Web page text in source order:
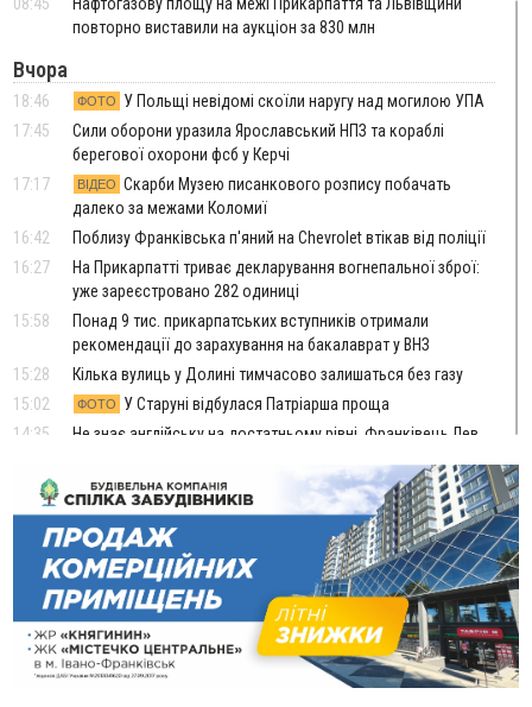
повторно виставили на аукціон за 830 млн
Вчора
18:46 ФОТО
У Польщі невідомі скоїли наругу над могилою УПА
17:45
Сили оборони уразила Ярославський НПЗ та кораблі
берегової охорони фсб у Керчі
17:17
ВІДЕО Скарби Музею писанкового розпису побачать
далеко за межами Коломиї
16:42
Поблизу Франківська п'яний на Chevrolet втікав від поліції
16:27
На Прикарпатті триває декларування вогнепальної зброї:
уже зареєстровано 282 одиниці
15:58
Понад 9 тис. прикарпатських вступників отримали
рекомендації до зарахування на бакалаврат у ВНЗ
15:28
Кілька вулиць у Долині тимчасово залишаться без газу
15:02
ФОТО
У Старуні відбулася Патріарша проща
14:35
Не знає англійську на достатньому рівні. Франківець Лев
кримінального суду
14:14
У Ворохті проведуть Кубок ФЛСУ зі стрибків на лижах,
пам'яті оборонця Богдана Бухонка
13:30
ФОТО На Калущині розшукали чоловіка, який три дні
блукав у лісі
13:14
Боднар розповів про реакцію влади Польщі на атаки на
українців та про зміни після 23 серпня
12:31
ВІДЕО "Едельвейси" щемливо привітали рідну Коломию з